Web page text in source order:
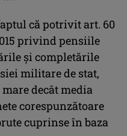
că potrivit art. 60
privind pensiile
și completările
militare de stat,
decât media
corespunzătoare
cuprinse în baza